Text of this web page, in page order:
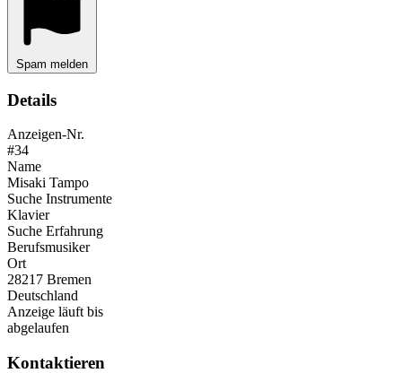
Spam melden
Details
Anzeigen-Nr.
#34
Name
Misaki Tampo
Suche Instrumente
Klavier
Suche Erfahrung
Berufsmusiker
Ort
28217 Bremen
Deutschland
Anzeige läuft bis
abgelaufen
Kontaktieren